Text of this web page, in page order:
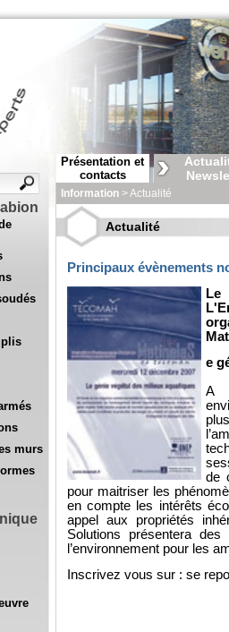
murs
Présentation et
contacts
Information > Actualité
Actualité
Principaux évènements
Le
e
A
de
pour maitriser les
en compte les intérêts
appel aux propriétés
Solutions présentera
l’environnement pour les
Inscrivez vous sur : se